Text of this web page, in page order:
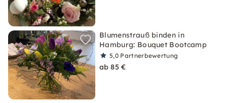
Blumenstrauß binden in
Hamburg: Bouquet Bootcamp
5,0 Partnerbewertung
ab 85 €